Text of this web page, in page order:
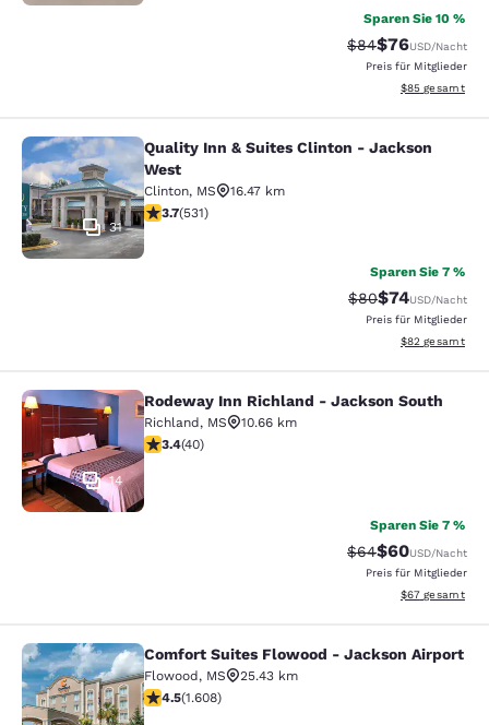
Sparen Sie 10 %
Durchgestrichener
$84Vergünstigter
$76USD/Nacht
Preis für Mitglieder
Geschätzte
$85 gesamt
Quality Inn & Suites Clinton -
31
Quality Inn & Suites Clinton - Jackson
West
Clinton, MS
16.47 km
3.72-Sterne-Bewertung. Gut. 531 Bewertungen
3.7(531)
Sparen Sie 7 %
$80Vergünstigter
$74USD/Nacht
Preis für Mitglieder
Geschätzte
$82 gesamt
Rodeway Inn Richland - Jackson
14
Rodeway Inn Richland - Jackson South
Richland, MS
10.66 km
3.43-Sterne-Bewertung. Gut. 40 Bewertungen
3.4(40)
Sparen Sie 7 %
Durchgestrichener
$64Vergünstigter
$60USD/Nacht
Preis für Mitglieder
Geschätzte
$67 gesamt
Comfort Suites Flowood - Jackson
Comfort Suites Flowood - Jackson Airport
Flowood, MS
25.43 km
4.49-Sterne-Bewertung. Hervorragend. 1608
4.5(1.608)